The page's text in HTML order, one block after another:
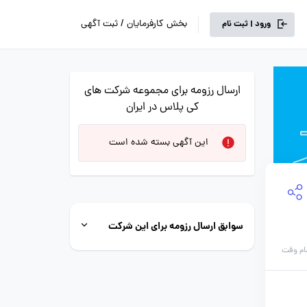
ورود | ثبت نام بخش کارفرمایان / ثبت آگهی
وقت
ارسال رزومه برای مجموعه شرکت های
کی پلاس در ایران
این آگهی بسته شده است
سوابق ارسال رزومه برای این شرکت